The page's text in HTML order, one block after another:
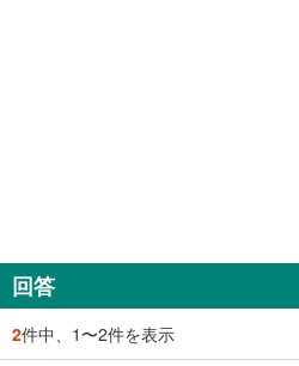
回答
2件中、1〜2件を表示